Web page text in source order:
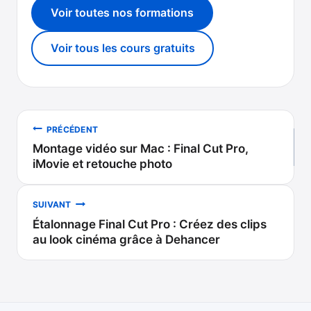
Voir toutes nos formations
Voir tous les cours gratuits
Navigation
de
l’article
PRÉCÉDENT
Montage vidéo sur Mac : Final Cut Pro,
iMovie et retouche photo
SUIVANT
Étalonnage Final Cut Pro : Créez des clips
au look cinéma grâce à Dehancer